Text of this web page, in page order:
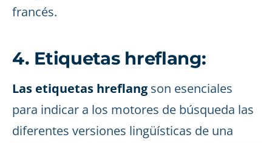
francés.
4. Etiquetas hreflang:
Las etiquetas hreflang son esenciales
para indicar a los motores de búsqueda las
diferentes versiones lingüísticas de una